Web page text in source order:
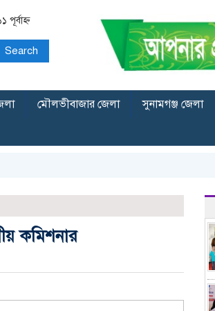
Search
মৌলভীবাজার জেলা সুনামগঞ্জ জেলা
কমিশনার